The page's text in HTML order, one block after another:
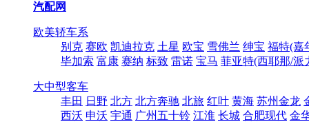
汽配网
欧美轿车系
别克 赛欧 凯迪拉克 土星 欧宝 雪佛兰 绅宝 福特(嘉
毕加索 富康 赛纳 标致 雷诺 宝马 菲亚特(西耶那/派
大中型客车
丰田 日野 北方 北方奔驰 北旅 红叶 黄海 苏州金龙
西沃 申沃 宇通 广州五十铃 江淮 长城 合肥现代 金